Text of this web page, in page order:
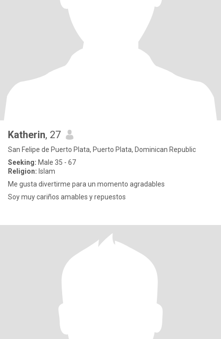
Katherin, 27
San Felipe de Puerto Plata, Puerto Plata, Dominican Republic
Seeking: Male 35 - 67
Religion: Islam
Me gusta divertirme para un momento agradables
Soy muy cariños amables y repuestos